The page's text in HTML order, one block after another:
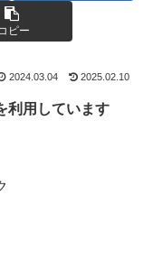
ピー
2024.03.04 2025.02.10
利用しています